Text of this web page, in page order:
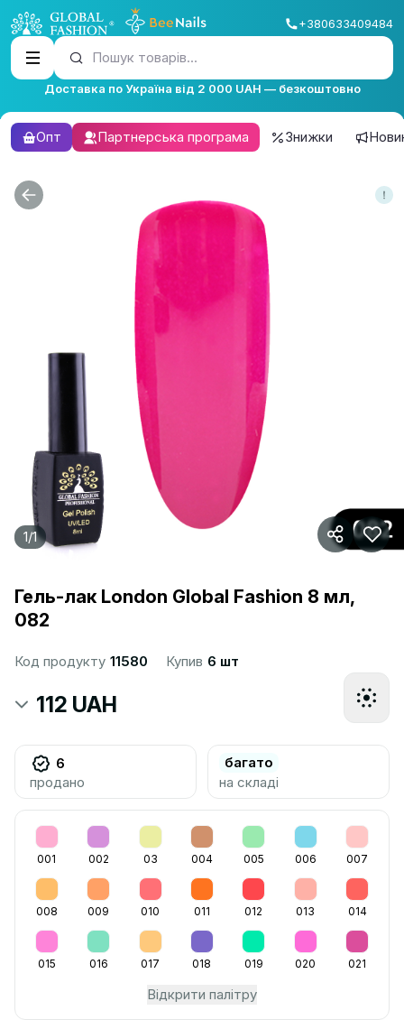
+380633409484
Пошук товарів...
Доставка по Україна від 2 000 UAH — безкоштовно
Опт Партнерська програма Знижки
1/1
Гель-лак London Global Fashion 8 мл,
082
Код продукту 11580 Купив 6 шт
112 UAH
6
продано
багато
на складі
001 002 03 004 005 006 007
008 009 010 011 012 013 014
015 016 017 018 019 020 021
Відкрити палітру